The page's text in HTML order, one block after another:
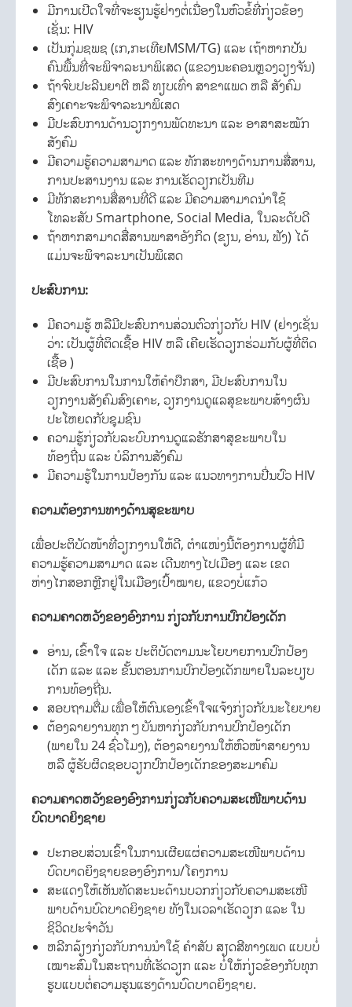
ມີການເປີດໃຈທີ່ຈະຮຽນຮູ້ຢ່າງຕໍ່ເນື່ອງໃນຫົວຂໍ້ທີ່ກ່ຽວຂ້ອງ
ເຊັ່ນ: HIV
ເປັນກຸ່ມຊພຊ (ເກ,ກະເທີຍMSM/TG) ແລະ ເຖ້າຫາກປັນ
ຄົນພື້ນທີ່ຈະພິຈາລະນາພິເສດ (ແຂວງນະຄອນຫຼວງວຽງຈັນ)
ຖ້າຈົບປະລີນຍາຕີ ຫລື ທຽບເທົ່າ ສາຂາແພດ ຫລື ສັງຄົມ
ສົງເຄາະຈະພິຈາລະນາພິເສດ
ມີປະສົບການດ້ານວຽກງານພັດທະນາ ແລະ ອາສາສະໝັກ
ສັງຄົມ
ມີຄວາມຮູ້ຄວາມສາມາດ ແລະ ທັກສະທາງດ້ານການສື່ສານ,
ການປະສານງານ ແລະ ການເຮັດວຽກເປັນທີມ
ມີທັກສະການສື່ສານທີ່ດີ ແລະ ມີຄວາມສາມາດນຳໃຊ້
ໂທລະສັບ Smartphone, Social Media, ໃນລະດັບດີ
ຖ້າຫາກສາມາດສື່ສານພາສາອັງກິດ (ຂຽນ, ອ່ານ, ຟັງ) ໄດ້
ແມ່ນຈະພິຈາລະນາເປັນພິເສດ
ປະສົບການ:
ມີຄວາມຮູ້ ຫລືມີປະສົບການສ່ວນຕົວກ່ຽວກັບ HIV (ຢ່າງເຊັ່ນ
ວ່າ: ເປັນຜູ້ທີ່ຕິດເຊື້ອ HIV ຫລື ເຄີຍເຮັດວຽກຮ່ວມກັບຜູ້ທີ່ຕິດ
ເຊື້ອ )
ມີປະສົບການໃນການໃຫ້ຄຳປຶກສາ, ມີປະສົບການໃນ
ວຽກງານສັງຄົມສົງເຄາະ, ວຽກງານດູແລສຸຂະພາບສ້າງຜົນ
ປະໂຫຍດກັບຊຸມຊົນ
ຄວາມຮູ້ກ່ຽວກັບລະບົບການດູແລຮັກສາສຸຂະພາບໃນ
ທ້ອງຖີ່ນ ແລະ ບໍລິການສັງຄົມ
ມີຄວາມຮູ້ໃນການປ້ອງກັນ ແລະ ແນວທາງການປີ່ນປົວ HIV
ຄວາມຕ້ອງການທາງດ້ານສຸຂະພາບ
ເພື່ອປະຕິບັດໜ້າທີ່ວຽກງານໃຫ້ດີ, ຕໍາແໜ່ງນີ້ຕ້ອງການຜູ້ທີ່ມີ
ຄວາມຮູ້ຄວາມສາມາດ ແລະ ເດີນທາງໄປເມືອງ ແລະ ເຂດ
ຫ່າງໄກສອກຫຼີກຢູ່ໃນເມືອງເປົ້າໝາຍ, ແຂວງບໍ່ແກ້ວ
ຄວາມຄາດຫວັງຂອງອົງການ ກ່ຽວກັບການປົກປ້ອງເດັກ
ອ່ານ, ເຂົ້າໃຈ ແລະ ປະຕິບັດຕາມນະໂຍບາຍການປົກປ້ອງ
ເດັກ ແລະ ແລະ ຂັ້ນຕອນການປົກປ້ອງເດັກພາຍໃນລະບຽບ
ການທ້ອງຖີ່ນ.
ສອບຖາມຕື່ມ ເພື່ອໃຫ້ຕົນເອງເຂົ້າໃຈແຈ້ງກ່ຽວກັບນະໂຍບາຍ
ຕ້ອງລາຍງານທຸກໆບັນຫາກ່ຽວກັບການປົກປ້ອງເດັກ
(ພາຍໃນ 24 ຊົ່ວໂມງ), ຕ້ອງລາຍງານໃຫ້ຫົວໜ້າສາຍງານ
ຫລື ຜູ້ຮັບຜິດຊອບວຽກປົກປ້ອງເດັກຂອງສະມາຄົມ
ຄວາມຄາດຫວັງຂອງອົງການກ່ຽວກັບຄວາມສະເໜີພາບດ້ານ
ບົດບາດຍິງຊາຍ
ປະກອບສ່ວນເຂົ້າໃນການເຜີຍແຜ່ຄວາມສະເໜີພາບດ້ານ
ບົດບາດຍິງຊາຍຂອງອົງການ/ໂຄງການ
ສະແດງໃຫ້ເຫັນທັດສະນະດ້ານບວກກ່ຽວກັບຄວາມສະເໜີ
ພາບດ້ານບົດບາດຍິງຊາຍ ທັງໃນເວລາເຮັດວຽກ ແລະ ໃນ
ຊິວິດປະຈຳວັນ
ຫລີກລ້ຽງກ່ຽວກັບການນຳໃຊ້ ຄຳສັບ ສຽດສີທາງເພດ ແບບບໍ່
ເໝາະສົມໃນສະຖານທີ່ເຮັດວຽກ ແລະ ບໍ່ໃຫ້ກ່ຽວຂ້ອງກັບທຸກ
ຮູບແບບຕໍ່ຄວາມຮຸນແຮງດ້ານບົດບາດຍິງຊາຍ.